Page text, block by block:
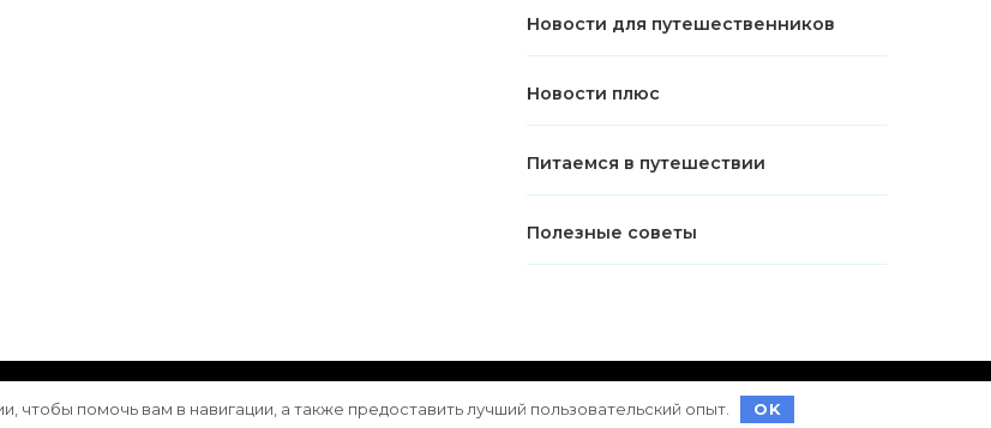
Новости для путешественников
Новости плюс
Питаемся в путешествии
Полезные советы
Vilva | Разработана WordPress
чтобы помочь вам в навигации, а также предоставить лучший пользовательский опыт. OK